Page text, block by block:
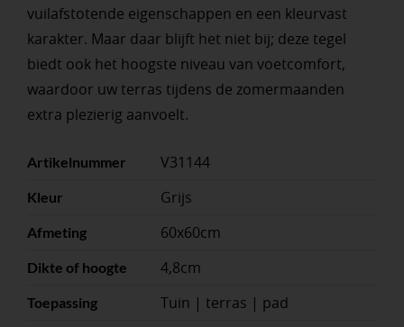
vuilafstotende eigenschappen en een kleurvast
karakter. Maar daar blijft het niet bij; deze tegel
biedt ook het hoogste niveau van voetcomfort,
waardoor uw terras tijdens de zomermaanden
extra plezierig aanvoelt.
Artikelnummer V31144
Kleur Grijs
Afmeting 60x60cm
Dikte of hoogte 4,8cm
Toepassing Tuin | terras | pad